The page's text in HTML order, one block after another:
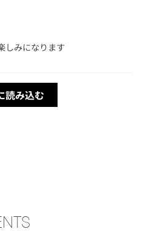
しみになります
読み込む